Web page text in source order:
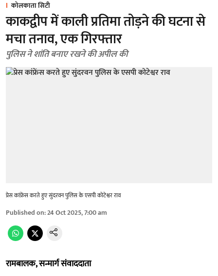
कोलकाता सिटी
काकद्वीप में काली प्रतिमा तोड़ने की घटना से
मचा तनाव, एक गिरफ्तार
पुलिस ने शांति बनाए रखने की अपील की
प्रेस कांफ्रेंस करते हुए सुंदरवन पुलिस के एसपी कोटेश्वर राव
Published on:24 Oct 2025, 7:00 am
रामबालक, सन्मार्ग संवाददाता